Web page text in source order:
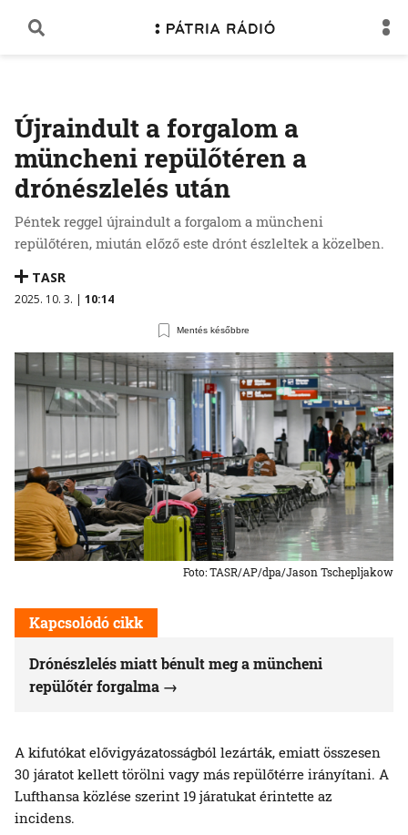
Újraindult a forgalom a
müncheni repülőtéren a
drónészlelés után
Péntek reggel újraindult a forgalom a müncheni
repülőtéren, miután előző este drónt észleltek a közelben.
TASR
2025. 10. 3. | 10:14
Mentés későbbre
Foto: TASR/AP/dpa/Jason Tschepljakow
Kapcsolódó cikk
Drónészlelés miatt bénult meg a müncheni
repülőtér forgalma
A kifutókat elővigyázatosságból lezárták, emiatt összesen
30 járatot kellett törölni vagy más repülőtérre irányítani. A
Lufthansa közlése szerint 19 járatukat érintette az
incidens.